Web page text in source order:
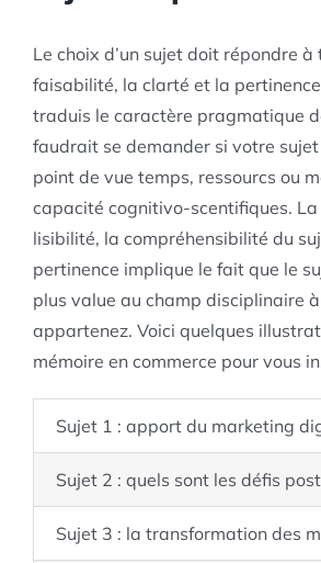
Le choix d’un sujet doit répondre
faisabilité, la clarté et la
traduis le caractère pragmatique
faudrait se demander si votre
point de vue temps, ressourcs ou
capacité cognitivo-scentifiques.
lisibilité, la compréhensibilité du
pertinence implique le fait que le
plus value au champ disciplinaire
appartenez. Voici quelques
mémoire en commerce pour vous
Sujet 1 : apport du marketing
Sujet 2 : quels sont les défis
Sujet 3 : la transformation des